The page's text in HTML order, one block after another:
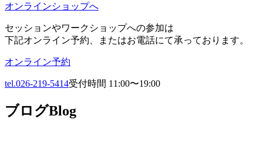
オンラインショップへ
セッションやワークショップへの参加は
下記オンライン予約、またはお電話にて承っております。
オンライン予約
tel.026-219-5414受付時間 11:00〜19:00
ブログBlog